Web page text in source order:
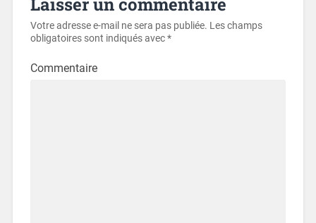
Votre adresse e-mail ne sera pas publiée. Les champs
obligatoires sont indiqués avec*
Commentaire